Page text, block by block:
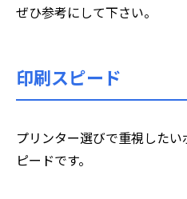
ぜひ参考にして下さい。
印刷スピード
プリンター選びで重視した
ピードです。